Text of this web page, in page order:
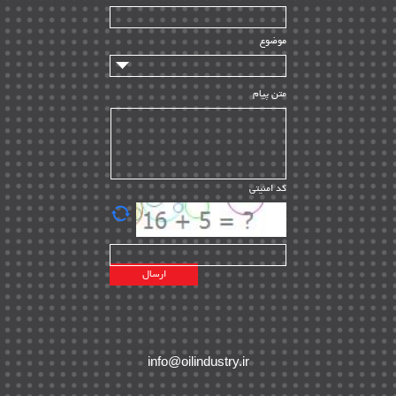
سازندگان و تامین کنندگان | ۱۰
تامین مالی و سرمایه گذاری | ۳۲
ماشین آلات
مدیریت پروژه
مدیریت دانش
مدیریت سازمانی و عمومی | ۲
تأمین کالا | ۱۳
EPC | ۲۰
پیمانکاران بین المللی | ۸
اطلاعات انرژی کشورها | ۱۴
پروژه های خارجی | ۱۵
نقشه های نفت و گاز خارجی | ۱۰
شرکت های نفتی | ۱۴
پلانت های فعال | ۴۰
طرح ها و پروژه ها | ۳۵
موضوع
متن پیام
کد امنیتی
info@oilindustry.ir